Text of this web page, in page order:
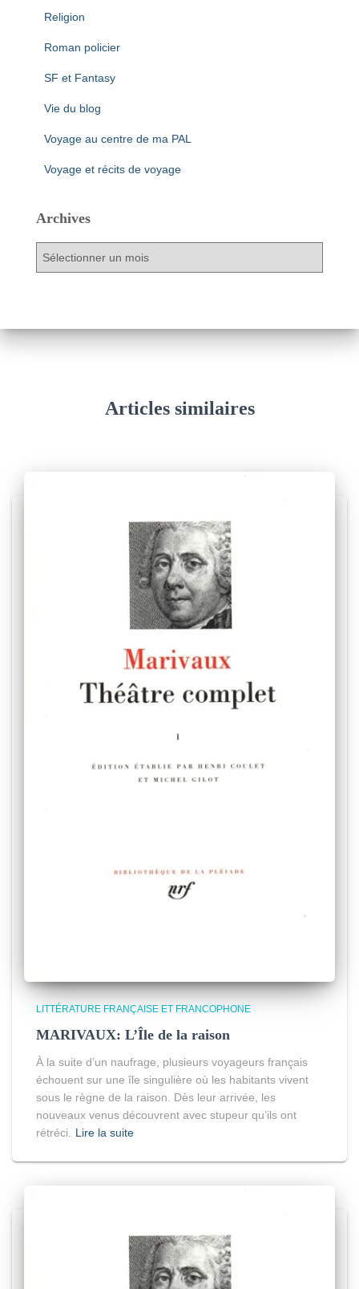
Religion
Roman policier
SF et Fantasy
Vie du blog
Voyage au centre de ma PAL
Voyage et récits de voyage
Archives
v
Articles similaires
LITTÉRATURE FRANÇAISE ET FRANCOPHONE
MARIVAUX: L’Île de la raison
À la suite d’un naufrage, plusieurs voyageurs français
échouent sur une île singulière où les habitants vivent
sous le règne de la raison. Dès leur arrivée, les
nouveaux venus découvrent avec stupeur qu’ils ont
rétréci. Lire la suite